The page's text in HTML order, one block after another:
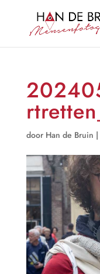
door Han de Bruin |